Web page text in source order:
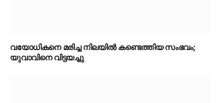
വയോധികനെ മരിച്ച നിലയിൽ കണ്ടെത്തിയ സംഭവം;
യുവാവിനെ വിട്ടയച്ചു